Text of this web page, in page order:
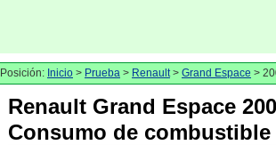
Posición: Inicio > Prueba > Renault> Grand Espace >
Renault Grand Espace
Consumo de combustible